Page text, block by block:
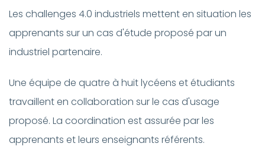
Les challenges 4.0 industriels mettent en situation les
apprenants sur un cas d'étude proposé par un
industriel partenaire.
Une équipe de quatre à huit lycéens et étudiants
travaillent en collaboration sur le cas d'usage
proposé. La coordination est assurée par les
apprenants et leurs enseignants référents.